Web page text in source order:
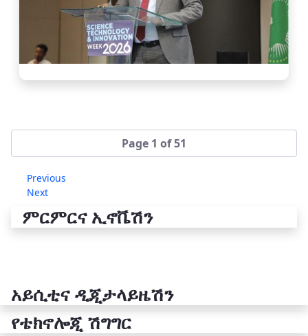
Page 1 of 51
Previous
Next
ምርምርና ኢኖቬሽን
አይሲቲና ዲጂታላይዜሽን
የቴክኖሎጂ ሽግግር